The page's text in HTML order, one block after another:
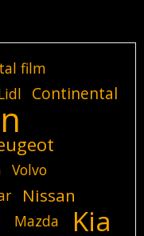
film
Continental
Volvo
Nissan
Mazda Kia